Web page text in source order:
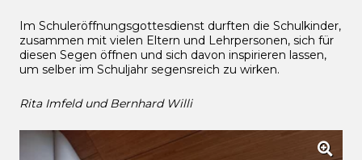
Im Schuleröffnungsgottesdienst durften die Schulkinder,
zusammen mit vielen Eltern und Lehrpersonen, sich für
diesen Segen öffnen und sich davon inspirieren lassen,
um selber im Schuljahr segensreich zu wirken.
Rita Imfeld und Bernhard Willi